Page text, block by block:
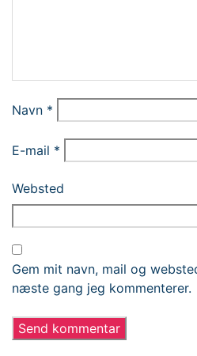
Navn *
E-mail *
Websted
Gem mit navn, mail og
næste gang jeg kommenterer.